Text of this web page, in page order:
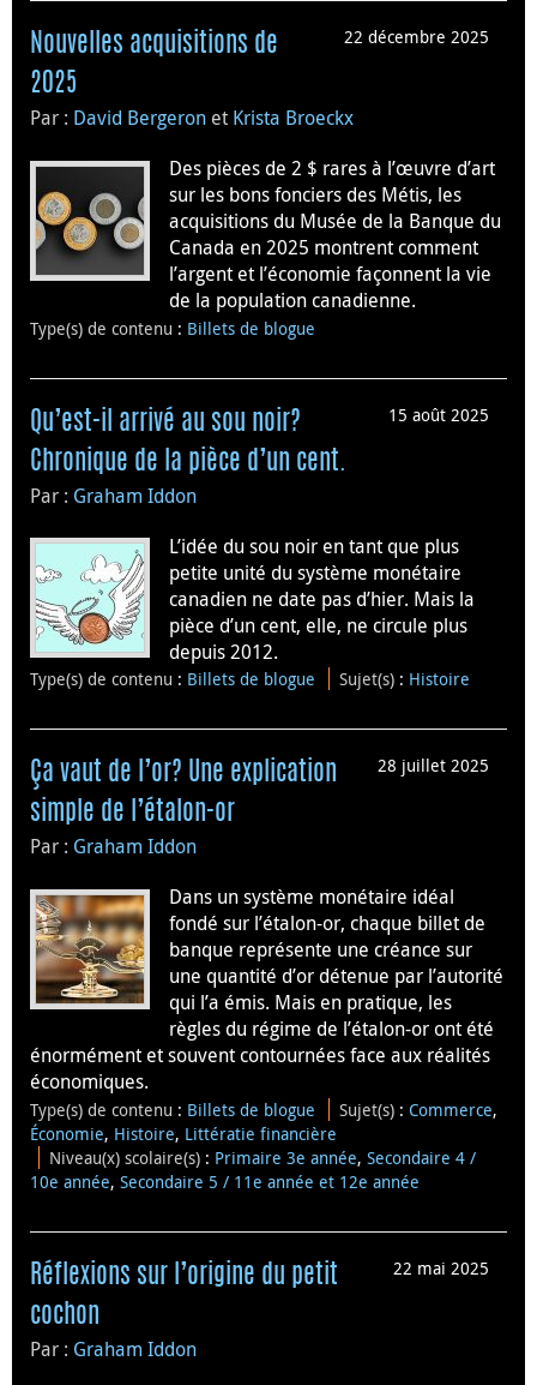
22 décembre 2025
Nouvelles acquisitions de
2025
Par : David Bergeron et Krista Broeckx
Des pièces de 2 $ rares à l’œuvre d’art
sur les bons fonciers des Métis, les
acquisitions du Musée de la Banque du
Canada en 2025 montrent comment
l’argent et l’économie façonnent la vie
de la population canadienne.
Type(s) de contenu : Billets de blogue
15 août 2025
Qu’est-il arrivé au sou noir?
Chronique de la pièce d’un cent.
Par : Graham Iddon
L’idée du sou noir en tant que plus
petite unité du système monétaire
canadien ne date pas d’hier. Mais la
pièce d’un cent, elle, ne circule plus
depuis 2012.
Type(s) de contenu : Billets de blogue Sujet(s) : Histoire
28 juillet 2025
Ça vaut de l’or? Une explication
simple de l’étalon-or
Par : Graham Iddon
Dans un système monétaire idéal
fondé sur l’étalon-or, chaque billet de
banque représente une créance sur
une quantité d’or détenue par l’autorité
qui l’a émis. Mais en pratique, les
règles du régime de l’étalon-or ont été
énormément et souvent contournées face aux réalités
économiques.
Type(s) de contenu : Billets de blogue Sujet(s) :Commerce,
Économie, Histoire, Littératie financière
Niveau(x) scolaire(s) : Primaire 3e année,Secondaire 4 /
10e année, Secondaire 5 / 11e année et 12e année
22 mai 2025
Réflexions sur l’origine du petit
cochon
Par : Graham Iddon